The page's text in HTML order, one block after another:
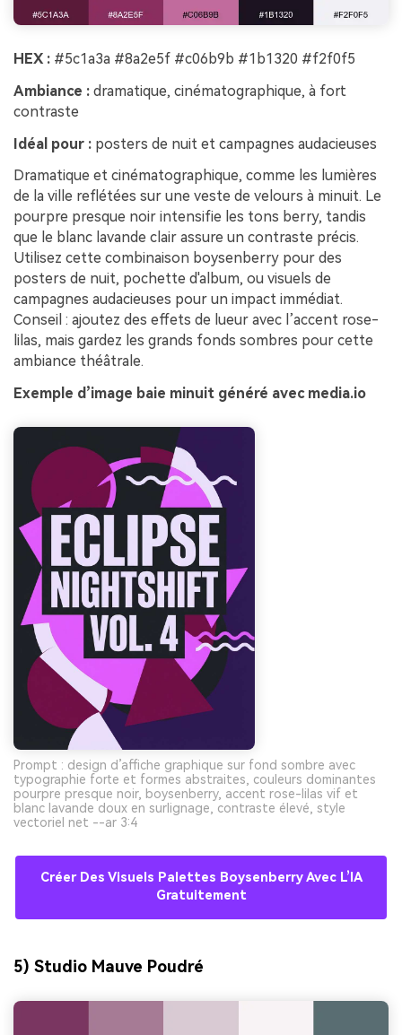
HEX : #5c1a3a #8a2e5f #c06b9b #1b1320 #f2f0f5
Ambiance : dramatique, cinématographique, à fort
contraste
Idéal pour : posters de nuit et campagnes audacieuses
Dramatique et cinématographique, comme les lumières
de la ville reflétées sur une veste de velours à minuit. Le
pourpre presque noir intensifie les tons berry, tandis
que le blanc lavande clair assure un contraste précis.
Utilisez cette combinaison boysenberry pour des
posters de nuit, pochette d'album, ou visuels de
campagnes audacieuses pour un impact immédiat.
Conseil : ajoutez des effets de lueur avec l’accent rose-
lilas, mais gardez les grands fonds sombres pour cette
ambiance théâtrale.
Exemple d’image baie minuit généré avec media.io
Prompt : design d’affiche graphique sur fond sombre avec
typographie forte et formes abstraites, couleurs dominantes
pourpre presque noir, boysenberry, accent rose-lilas vif et
blanc lavande doux en surlignage, contraste élevé, style
vectoriel net --ar 3:4
Créer Des Visuels Palettes Boysenberry Avec L’IA
Gratuitement
5) Studio Mauve Poudré